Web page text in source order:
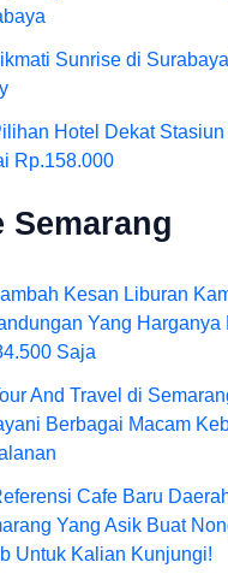
Sunrise di
Hotel Dekat Stasiun
Rp.158.000
Semarang
Kesan Liburan
Yang Harganya
Saja
And Travel di
Berbagai Macam
Cafe Baru
Yang Asik Buat
Untuk Kalian Kunjungi!